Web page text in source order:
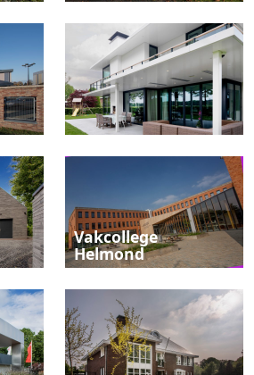
Vakcollege
Helmond